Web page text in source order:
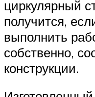
циркулярный
получится,
выполнить
собственно,
конструкции.